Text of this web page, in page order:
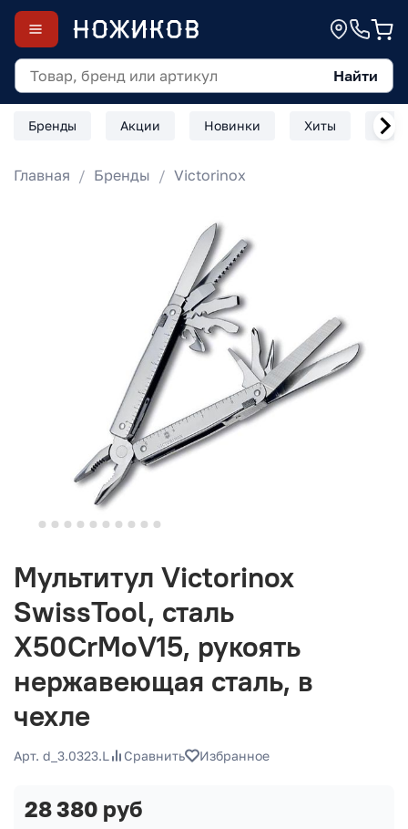
Найти
Бренды Акции Новинки Хиты
Главная Бренды Victorinox
Мультитул Victorinox
SwissTool, сталь
X50CrMoV15, рукоять
нержавеющая сталь, в
чехле
Арт. d_3.0323.L Сравнить Избранное
28 380 руб